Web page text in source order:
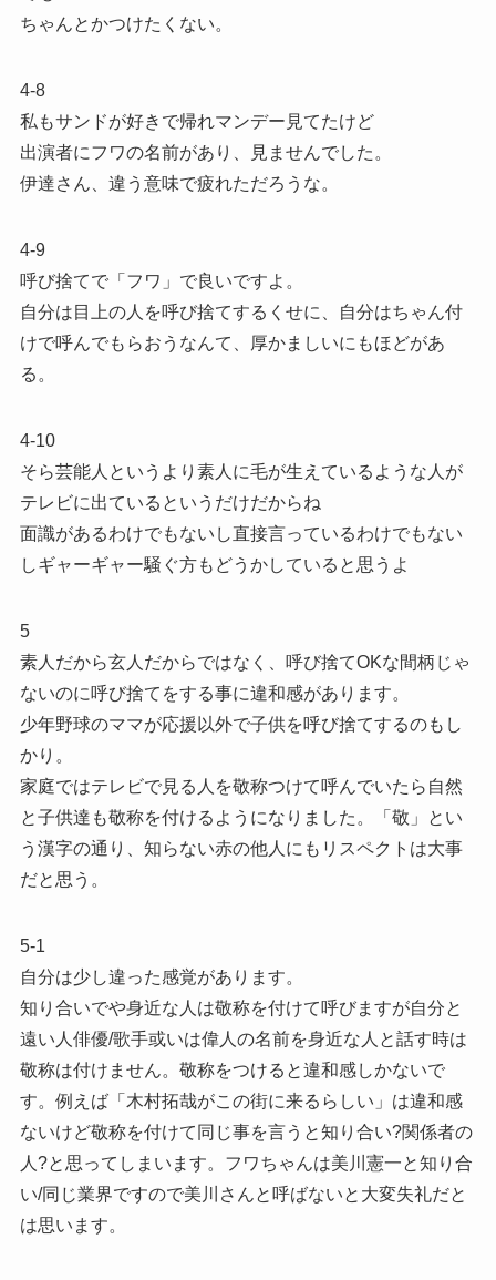
ちゃんとかつけたくない。
4-8
私もサンドが好きで帰れマンデー見てたけど
出演者にフワの名前があり、見ませんでした。
伊達さん、違う意味で疲れただろうな。
4-9
呼び捨てで「フワ」で良いですよ。
自分は目上の人を呼び捨てするくせに、自分はちゃん付
けで呼んでもらおうなんて、厚かましいにもほどがあ
る。
4-10
そら芸能人というより素人に毛が生えているような人が
テレビに出ているというだけだからね
面識があるわけでもないし直接言っているわけでもない
しギャーギャー騒ぐ方もどうかしていると思うよ
5
素人だから玄人だからではなく、呼び捨てOKな間柄じゃ
ないのに呼び捨てをする事に違和感があります。
少年野球のママが応援以外で子供を呼び捨てするのもし
かり。
家庭ではテレビで見る人を敬称つけて呼んでいたら自然
と子供達も敬称を付けるようになりました。「敬」とい
う漢字の通り、知らない赤の他人にもリスペクトは大事
だと思う。
5-1
自分は少し違った感覚があります。
知り合いでや身近な人は敬称を付けて呼びますが自分と
遠い人俳優/歌手或いは偉人の名前を身近な人と話す時は
敬称は付けません。敬称をつけると違和感しかないで
す。例えば「木村拓哉がこの街に来るらしい」は違和感
ないけど敬称を付けて同じ事を言うと知り合い?関係者の
人?と思ってしまいます。フワちゃんは美川憲一と知り合
い/同じ業界ですので美川さんと呼ばないと大変失礼だと
は思います。